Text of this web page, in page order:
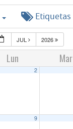
Etiquetas
JUL 2026
Lun Mar
2
9